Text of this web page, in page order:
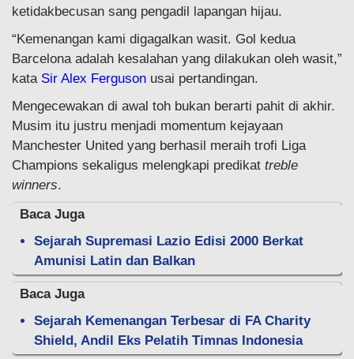
ketidakbecusan sang pengadil lapangan hijau.
“Kemenangan kami digagalkan wasit. Gol kedua
Barcelona adalah kesalahan yang dilakukan oleh wasit,”
kata Sir Alex Ferguson usai pertandingan.
Mengecewakan di awal toh bukan berarti pahit di akhir.
Musim itu justru menjadi momentum kejayaan
Manchester United yang berhasil meraih trofi Liga
Champions sekaligus melengkapi predikat treble
winners.
Baca Juga
Sejarah Supremasi Lazio Edisi 2000 Berkat
Amunisi Latin dan Balkan
Baca Juga
Sejarah Kemenangan Terbesar di FA Charity
Shield, Andil Eks Pelatih Timnas Indonesia